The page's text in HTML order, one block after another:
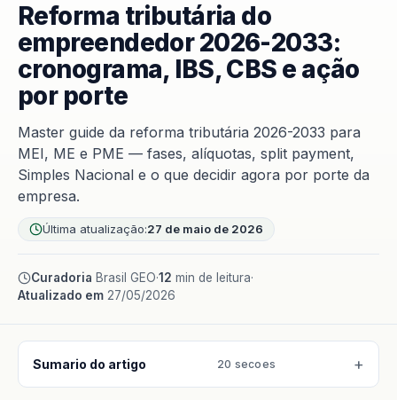
Reforma tributária do
empreendedor 2026-2033:
cronograma, IBS, CBS e ação
por porte
Master guide da reforma tributária 2026-2033 para
MEI, ME e PME — fases, alíquotas, split payment,
Simples Nacional e o que decidir agora por porte da
empresa.
Última atualização:27 de maio de 2026
Curadoria Brasil GEO·12 min de leitura·
Atualizado em 27/05/2026
Sumario do artigo 20 secoes